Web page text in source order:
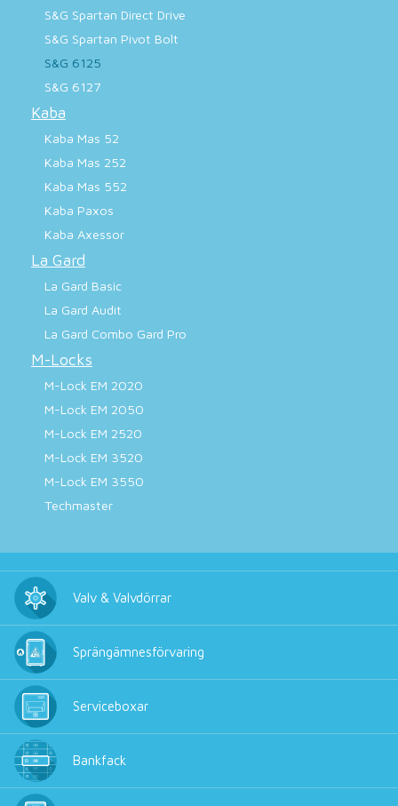
S&G Spartan Direct Drive
S&G Spartan Pivot Bolt
S&G 6125
S&G 6127
Kaba
Kaba Mas 52
Kaba Mas 252
Kaba Mas 552
Kaba Paxos
Kaba Axessor
La Gard
La Gard Basic
La Gard Audit
La Gard Combo Gard Pro
M-Locks
M-Lock EM 2020
M-Lock EM 2050
M-Lock EM 2520
M-Lock EM 3520
M-Lock EM 3550
Techmaster
Valv & Valvdörrar
Sprängämnesförvaring
Serviceboxar
Bankfack